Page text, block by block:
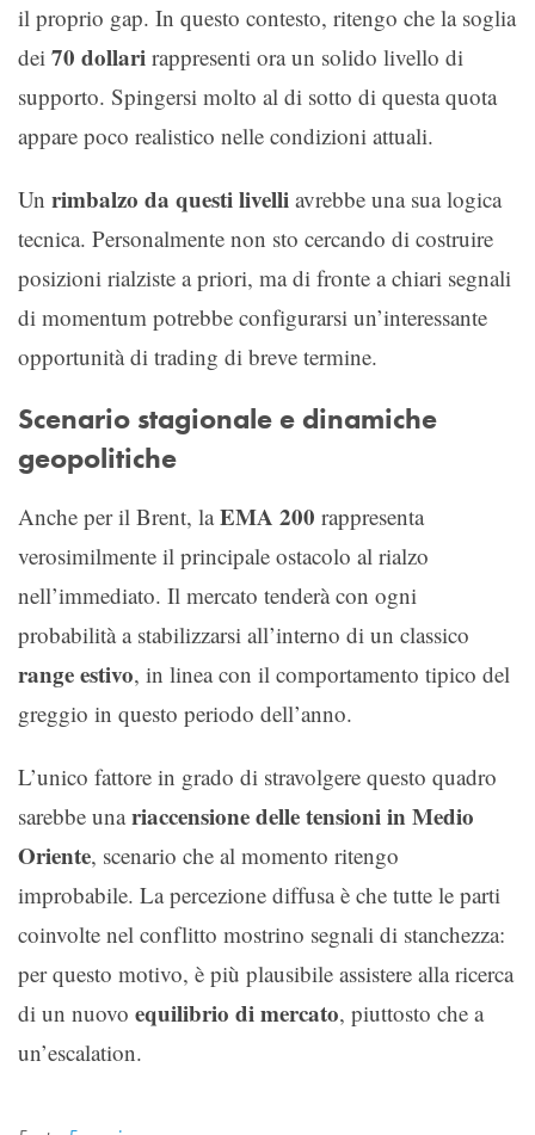
il proprio gap. In questo contesto, ritengo che la soglia
dei 70 dollari rappresenti ora un solido livello di
supporto. Spingersi molto al di sotto di questa quota
appare poco realistico nelle condizioni attuali.
Un rimbalzo da questi livelli avrebbe una sua logica
tecnica. Personalmente non sto cercando di costruire
posizioni rialziste a priori, ma di fronte a chiari segnali
di momentum potrebbe configurarsi un’interessante
opportunità di trading di breve termine.
Scenario stagionale e dinamiche
geopolitiche
Anche per il Brent, laEMA 200 rappresenta
verosimilmente il principale ostacolo al rialzo
nell’immediato. Il mercato tenderà con ogni
probabilità a stabilizzarsi all’interno di un classico
range estivo, in linea con il comportamento tipico del
greggio in questo periodo dell’anno.
L’unico fattore in grado di stravolgere questo quadro
sarebbe unariaccensione delle tensioni in Medio
Oriente, scenario che al momento ritengo
improbabile. La percezione diffusa è che tutte le parti
coinvolte nel conflitto mostrino segnali di stanchezza:
per questo motivo, è più plausibile assistere alla ricerca
di un nuovo equilibrio di mercato, piuttosto che a
un’escalation.